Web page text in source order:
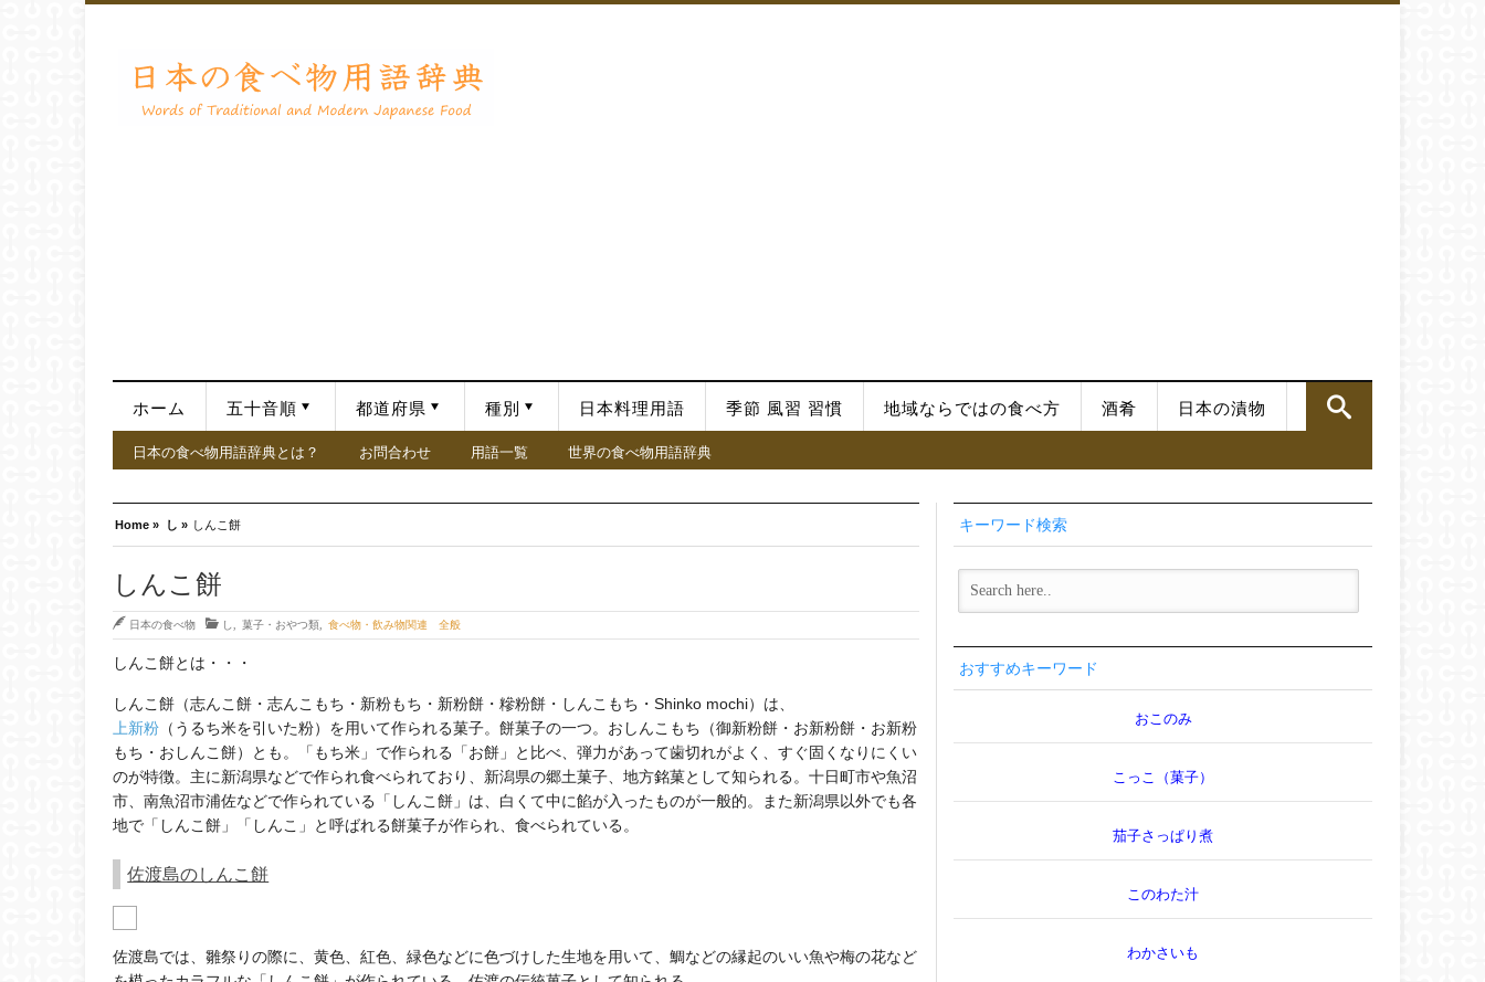
ホーム 五十音順 都道府県 種別 日本料理用語 季節 風習 習慣 地域ならではの食べ方 酒肴 日本の漬物
日本の食べ物用語辞典とは？ お問合わせ 用語一覧 世界の食べ物用語辞典
Home » し » しんこ餅
しんこ餅
日本の食べ物 し 菓子・おやつ類 食べ物・飲み物関連 全般
しんこ餅とは・・・
しんこ餅（志んこ餅・志んこもち・新粉もち・新粉餅・糝粉餅・しんこもち・Shinko mochi）は、
上新粉 （うるち米を引いた粉）を用いて作られる菓子。餅菓子の一つ。おしんこもち（御新粉餅・お新粉餅・お新粉
もち・おしんこ餅）とも。「もち米」で作られる「お餅」と比べ、弾力があって歯切れがよく、すぐ固くなりにくい
のが特徴。主に新潟県などで作られ食べられており、新潟県の郷土菓子、地方銘菓として知られる。十日町市や魚沼
市、南魚沼市浦佐などで作られている「しんこ餅」は、白くて中に餡が入ったものが一般的。また新潟県以外でも各
地で「しんこ餅」「しんこ」と呼ばれる餅菓子が作られ、食べられている。
佐渡島のしんこ餅
佐渡島では、雛祭りの際に、黄色、紅色、緑色などに色づけした生地を用いて、鯛などの縁起のいい魚や梅の花など
キーワード検索
おすすめキーワード
おこのみ
こっこ（菓子）
茄子さっぱり煮
このわた汁
わかさいも